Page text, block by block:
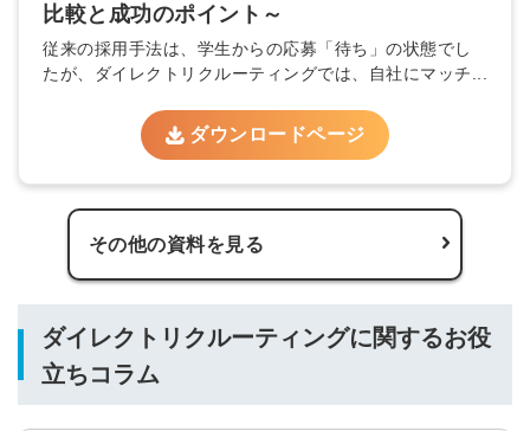
比較と成功のポイント～
従来の採用手法は、学生からの応募「待ち」の状態でし
たが、ダイレクトリクルーティングでは、自社にマッチ...
ダウンロードページ
その他の資料を見る
ダイレクトリクルーティングに関するお役
立ちコラム